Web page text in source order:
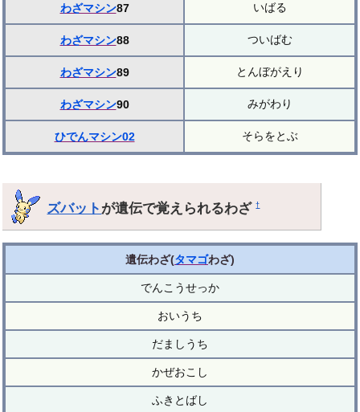
わざマシン87 いばる
わざマシン88 ついばむ
わざマシン89 とんぼがえり
わざマシン90 みがわり
ひでんマシン02 そらをとぶ
ズバットが遺伝で覚えられるわざ†
遺伝わざ(タマゴわざ)
でんこうせっか
おいうち
だましうち
かぜおこし
ふきとばし